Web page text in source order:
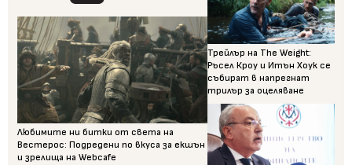
Любимите ни битки от света на
Вестерос: Подредени по вкуса за екшън
и зрелища на Webcafe
Трейлър на The Weight:
Ръсел Кроу и Итън Хоук се
събират в напрегнат
трилър за оцеляване